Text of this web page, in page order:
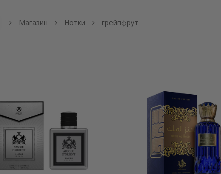
Магазин Нотки грейпфрут